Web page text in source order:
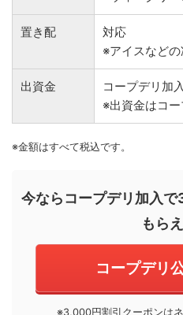
置き配
対応
※アイスなど
出資金
コープデリ加
※出資金はコ
※金額はすべて税込です。
今ならコープデリ加入
もら
コープデリ
※3,000円割引クーポンは